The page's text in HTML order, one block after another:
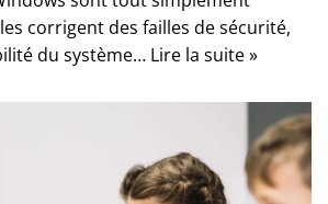
corrigent des failles de sécurité,
du système… Lire la suite »